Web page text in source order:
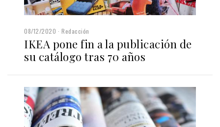
08/12/2020 Redacción
IKEA pone fin a la publicación de
su catálogo tras 70 años